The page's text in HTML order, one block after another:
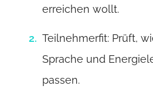
erreichen wollt.
Teilnehmerfit: Prüft,
Sprache und
passen.